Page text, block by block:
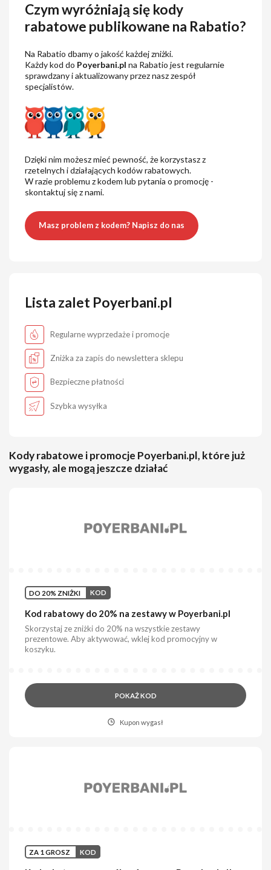
Czym wyróżniają się kody
rabatowe publikowane na Rabatio?
Na Rabatio dbamy o jakość każdej zniżki.
Każdy kod do Poyerbani.pl na Rabatio jest regularnie
sprawdzany i aktualizowany przez nasz zespół
specjalistów.
Dzięki nim możesz mieć pewność, że korzystasz z
rzetelnych i działających kodów rabatowych.
W razie problemu z kodem lub pytania o promocję -
skontaktuj się z nami.
Masz problem z kodem? Napisz do nas
Lista zalet Poyerbani.pl
Regularne wyprzedaże i promocje
Zniżka za zapis do newslettera sklepu
Bezpieczne płatności
Szybka wysyłka
Kody rabatowe i promocje Poyerbani.pl, które już
wygasły, ale mogą jeszcze działać
DO 20% ZNIŻKI KOD
Kod rabatowy do 20% na zestawy w Poyerbani.pl
Skorzystaj ze zniżki do 20% na wszystkie zestawy
prezentowe. Aby aktywować, wklej kod promocyjny w
koszyku.
POKAŻ KOD
Kupon wygasł
ZA 1 GROSZ KOD